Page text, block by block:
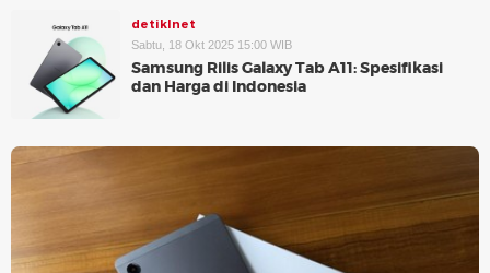
detikInet
Sabtu, 18 Okt 2025 15:00 WIB
Samsung Rilis Galaxy Tab A11: Spesifikasi
dan Harga di Indonesia